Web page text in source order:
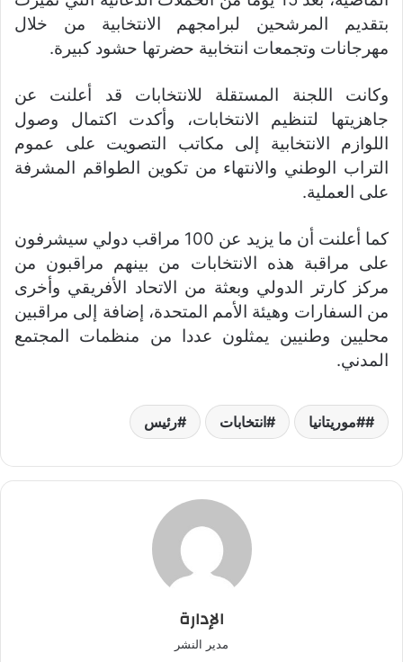
بتقديم المرشحين لبرامجهم الانتخابية من خلال
مهرجانات وتجمعات انتخابية حضرتها حشود كبيرة.
وكانت اللجنة المستقلة للانتخابات قد أعلنت عن
جاهزيتها لتنظيم الانتخابات، وأكدت اكتمال وصول
اللوازم الانتخابية إلى مكاتب التصويت على عموم
التراب الوطني والانتهاء من تكوين الطواقم المشرفة
على العملية.
كما أعلنت أن ما يزيد عن 100 مراقب دولي سيشرفون
على مراقبة هذه الانتخابات من بينهم مراقبون من
مركز كارتر الدولي وبعثة من الاتحاد الأفريقي وأخرى
من السفارات وهيئة الأمم المتحدة، إضافة إلى مراقبين
محليين وطنيين يمثلون عددا من منظمات المجتمع
المدني.
#موريتانيا انتخابات رئيس
الإدارة
مدير النشر